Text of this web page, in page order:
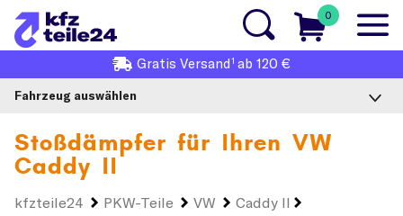
0
Gratis Versand1 ab 120 €
Fahrzeug auswählen
Stoßdämpfer für Ihren VW
Caddy II
kfzteile24 PKW-Teile VW
Caddy II